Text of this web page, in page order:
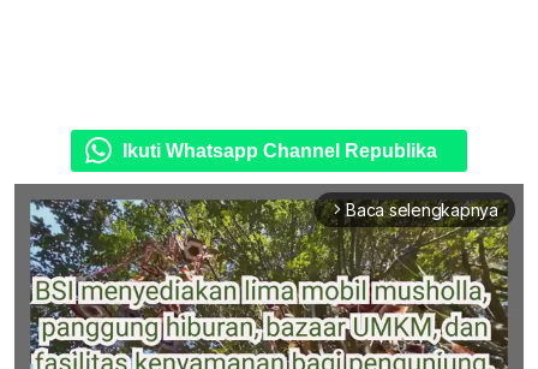
Ikuti Whatsapp Channel Republika
arrow_forward_ios Baca selengkapnya